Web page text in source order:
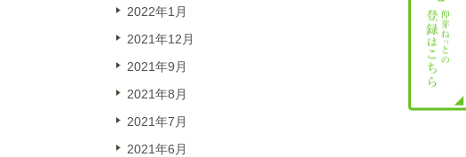
2022年1月
2021年12月
2021年9月
2021年8月
2021年7月
2021年6月